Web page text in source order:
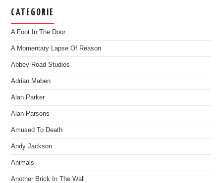
CATEGORIE
A Foot In The Door
A Momentary Lapse Of Reason
Abbey Road Studios
Adrian Maben
Alan Parker
Alan Parsons
Amused To Death
Andy Jackson
Animals
Another Brick In The Wall